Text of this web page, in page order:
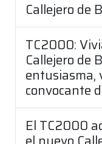
Callejero de
TC2000:
Callejero de
entusiasma,
convocante
El TC2000